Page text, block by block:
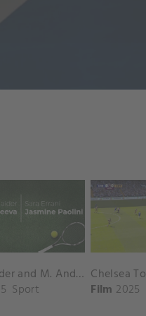
D. Shnaider and M. Andreeva vs. S. Errani and J. Paolini Match Highlights - ROME_Campo Centrale ( May 16, 2025)
Sport
Film 2025